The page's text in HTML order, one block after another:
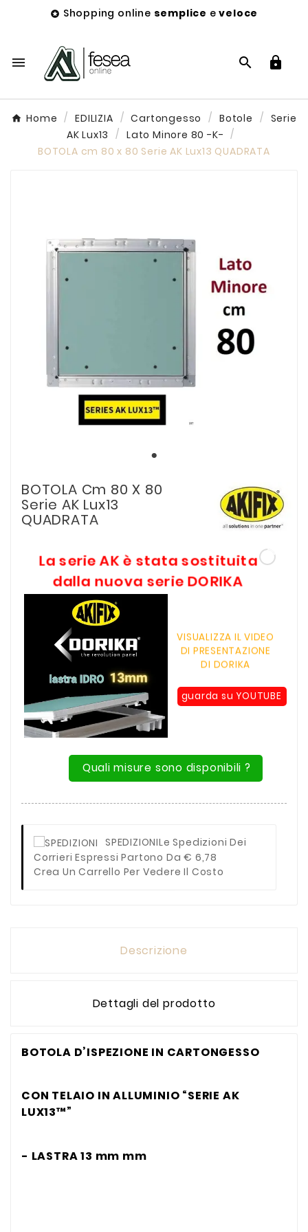
 Shopping online semplice eveloce
  
Home EDILIZIA Cartongesso Botole
Serie
AK Lux13
Lato Minore 80 -K-
BOTOLA cm 80 x 80 Serie AK Lux13 QUADRATA
BOTOLA Cm 80 X 80
Serie AK Lux13
QUADRATA
La serie AK è stata sostituita
dalla nuova serie DORIKA
VISUALIZZA IL VIDEO
DI PRESENTAZIONE
DI DORIKA
guarda su YOUTUBE
Quali misure sono disponibili ?
SPEDIZIONILe Spedizioni Dei
Corrieri Espressi Partono Da € 6,78
Crea Un Carrello Per Vedere Il Costo
Descrizione
Dettagli del prodotto
BOTOLA D’ISPEZIONE IN CARTONGESSO
CON TELAIO IN ALLUMINIO “SERIE AK
LUX13™”
- LASTRA 13 mm mm